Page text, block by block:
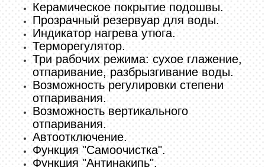
Керамическое покрытие подошвы.
Прозрачный резервуар для воды.
Индикатор нагрева утюга.
Терморегулятор.
Три рабочих режима: сухое глажение,
отпаривание, разбрызгивание воды.
Возможность регулировки степени
отпаривания.
Возможность вертикального
отпаривания.
Автоотключение.
Функция "Самоочистка".
Функция "Антинакипь".